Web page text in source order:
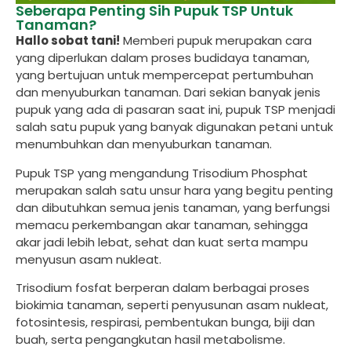
Seberapa Penting Sih Pupuk TSP Untuk
Tanaman?
Hallo sobat tani! Memberi pupuk merupakan cara
yang diperlukan dalam proses budidaya tanaman,
yang bertujuan untuk mempercepat pertumbuhan
dan menyuburkan tanaman. Dari sekian banyak jenis
pupuk yang ada di pasaran saat ini, pupuk TSP menjadi
salah satu pupuk yang banyak digunakan petani untuk
menumbuhkan dan menyuburkan tanaman.
Pupuk TSP yang mengandung Trisodium Phosphat
merupakan salah satu unsur hara yang begitu penting
dan dibutuhkan semua jenis tanaman, yang berfungsi
memacu perkembangan akar tanaman, sehingga
akar jadi lebih lebat, sehat dan kuat serta mampu
menyusun asam nukleat.
Trisodium fosfat berperan dalam berbagai proses
biokimia tanaman, seperti penyusunan asam nukleat,
fotosintesis, respirasi, pembentukan bunga, biji dan
buah, serta pengangkutan hasil metabolisme.